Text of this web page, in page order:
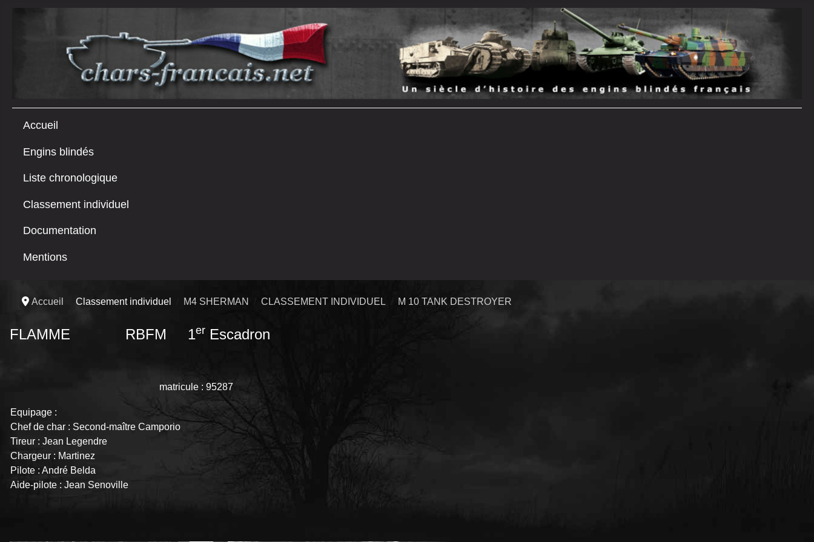
Accueil
Engins blindés
Liste chronologique
Classement individuel
Documentation
Mentions
Accueil Classement individuel M4 SHERMAN CLASSEMENT INDIVIDUEL M 10 TANK DESTROYER
FLAMME RBFM 1er Escadron
matricule : 95287
Equipage :
Chef de char : Second-maître Camporio
Tireur : Jean Legendre
Chargeur : Martinez
Pilote : André Belda
Aide-pilote : Jean Senoville